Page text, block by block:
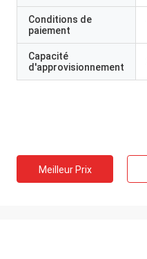
Conditions de
paiement
Capacité
d'approvisionnement
Meilleur Prix